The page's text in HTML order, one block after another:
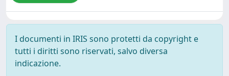
I documenti in IRIS sono protetti da copyright e
tutti i diritti sono riservati, salvo diversa
indicazione.